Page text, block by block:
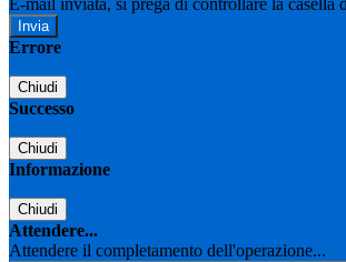
E-mail inviata, si prega di controllare la casella
Errore
Chiudi
Successo
Chiudi
Informazione
Chiudi
Attendere...
Attendere il completamento dell'operazione...